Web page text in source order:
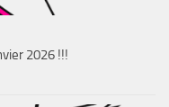
2026 !!!